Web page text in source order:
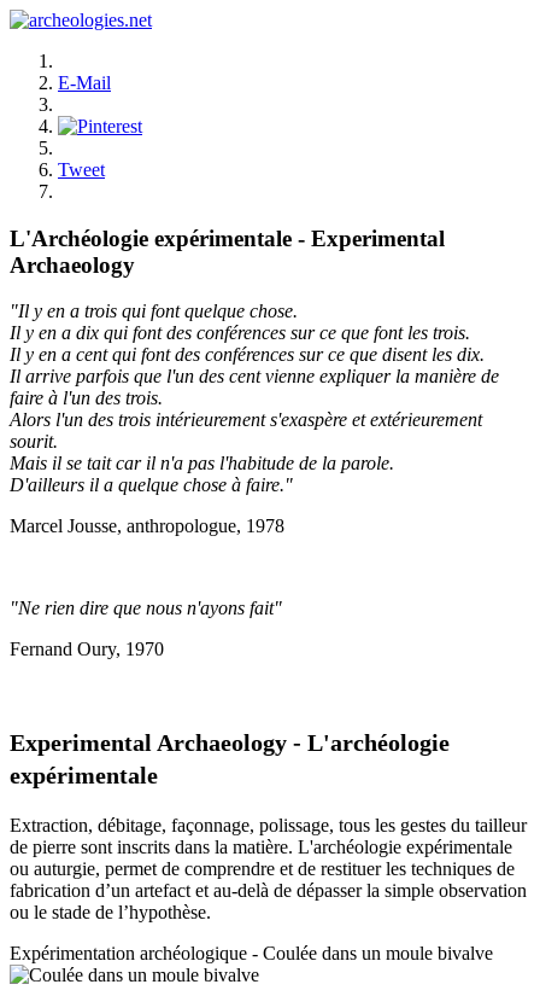
E-Mail
Tweet
L'Archéologie expérimentale - Experimental
Archaeology
"Il y en a trois qui font quelque chose.
Il y en a dix qui font des conférences sur ce que font les trois.
Il y en a cent qui font des conférences sur ce que disent les dix.
Il arrive parfois que l'un des cent vienne expliquer la manière de
faire à l'un des trois.
Alors l'un des trois intérieurement s'exaspère et extérieurement
sourit.
Mais il se tait car il n'a pas l'habitude de la parole.
D'ailleurs il a quelque chose à faire."
Marcel Jousse, anthropologue, 1978
"Ne rien dire que nous n'ayons fait"
Fernand Oury, 1970
Experimental Archaeology - L'archéologie
expérimentale
Extraction, débitage, façonnage, polissage, tous les gestes du tailleur
de pierre sont inscrits dans la matière. L'archéologie expérimentale
ou auturgie, permet de comprendre et de restituer les techniques de
fabrication d’un artefact et au-delà de dépasser la simple observation
ou le stade de l’hypothèse.
Expérimentation archéologique - Coulée dans un moule bivalve